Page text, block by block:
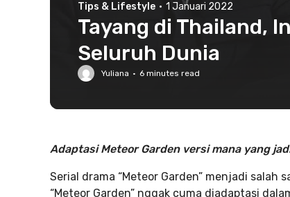
Tips & Lifestyle · 1 Januari 2022
Tayang di Thailand,
Seluruh Dunia
Yuliana · 6 minutes read
Adaptasi Meteor Garden versi mana yang
Serial drama “Meteor Garden” menjadi
“Meteor Garden” nggak cuma diadaptasi